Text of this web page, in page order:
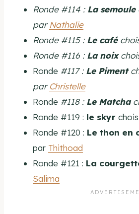
Ronde #114 : La semoule
parNathalie
Ronde #115 : Le café
Ronde #116 : La noix
Ronde #117 : Le Piment
parChristelle
Ronde #118 : Le Matcha
Ronde #119 : le skyr
Ronde #120 : Le thon en
par Thithoad
Ronde #121 : La
Salima